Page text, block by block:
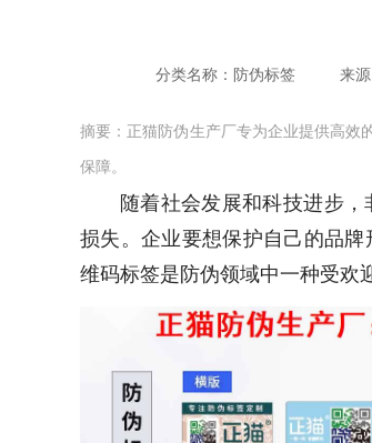
分类名称：防伪标签 来
摘要：正猫防伪生产厂专为企业提供高效
保障。
随着社会发展和科技进步
损失。企业要想保护自己的品
维码标签是防伪领域中一种受欢